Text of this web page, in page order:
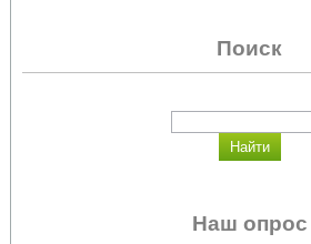
Поиск
Наш опрос